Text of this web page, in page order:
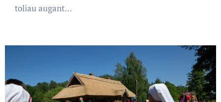
toliau augant…